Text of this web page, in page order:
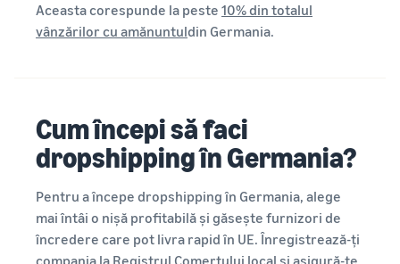
Aceasta corespunde la peste 10% din totalul
vânzărilor cu amănuntuldin Germania.
Cum începi să faci
dropshipping în Germania?
Pentru a începe dropshipping în Germania, alege
mai întâi o nișă profitabilă și găsește furnizori de
încredere care pot livra rapid în UE. Înregistrează-ți